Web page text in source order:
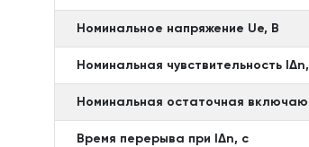
Номинальное напряжение Ue, В
Номинальная чувствительность
Номинальная остаточная
Время перерыва при lΔn, с